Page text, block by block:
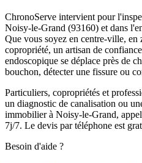
ChronoServe intervient pour
Noisy-le-Grand (93160) et dans
Que vous soyez en centre-ville, en
copropriété, un artisan de
endoscopique se déplace près de
bouchon, détecter une fissure ou
Particuliers, copropriétés et
un diagnostic de canalisation ou
immobilier à Noisy-le-Grand,
7j/7. Le devis par téléphone est
Besoin d'aide ?